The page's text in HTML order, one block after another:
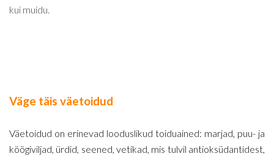
kui muidu.
Väge täis väetoidud
Väetoidud on erinevad looduslikud toiduained: marjad, puu- ja
köögiviljad, ürdid, seened, vetikad, mis tulvil antioksüdantidest,